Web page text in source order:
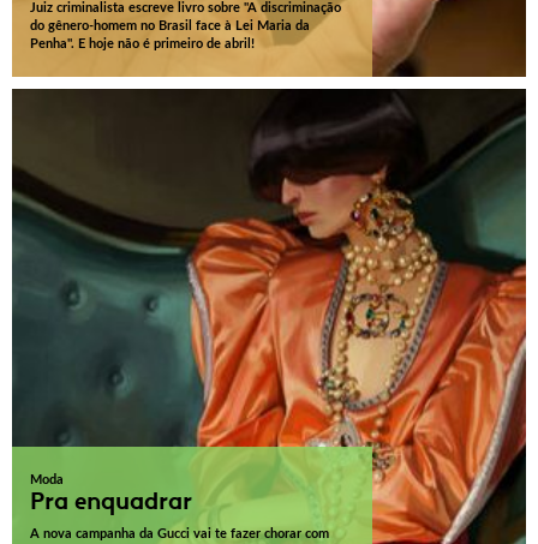
Juiz criminalista escreve livro sobre "A discriminação
do gênero-homem no Brasil face à Lei Maria da
Penha". E hoje não é primeiro de abril!
Moda
Pra enquadrar
A nova campanha da Gucci vai te fazer chorar com